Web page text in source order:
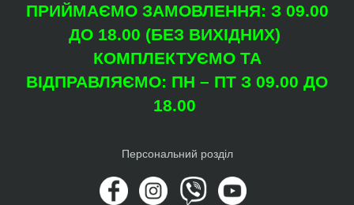
ПРИЙМАЄМО ЗАМОВЛЕННЯ: З 09.00
ДО 18.00 (БЕЗ ВИХІДНИХ)
КОМПЛЕКТУЄМО ТА
ВІДПРАВЛЯЄМО: ПН – ПТ З 09.00 ДО
18.00
Персональний розділ